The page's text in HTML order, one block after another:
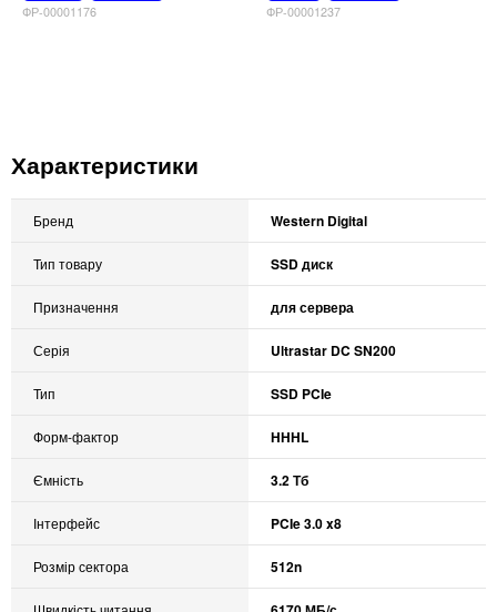
ФР-00001176 ФР-00001237
Характеристики
Бренд Western Digital
Тип товару SSD диск
Призначення для сервера
Серія Ultrastar DC SN200
Тип SSD PCIe
Форм-фактор HHHL
Ємність 3.2 Тб
Інтерфейс PCIe 3.0 x8
Розмір сектора 512n